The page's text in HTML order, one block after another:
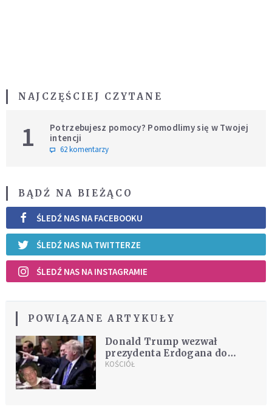
NAJCZĘŚCIEJ CZYTANE
1
Potrzebujesz pomocy? Pomodlimy się w Twojej
intencji
62 komentarzy
BĄDŹ NA BIEŻĄCO
ŚLEDŹ NAS NA FACEBOOKU
ŚLEDŹ NAS NA TWITTERZE
ŚLEDŹ NAS NA INSTAGRAMIE
POWIĄZANE ARTYKUŁY
Donald Trump wezwał
prezydenta Erdogana do
uwolnienia pastora Brunsona
KOŚCIÓŁ